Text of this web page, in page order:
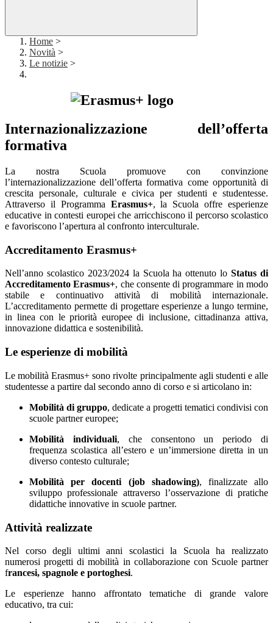
Home >
Novità >
Le notizie >
Internazionalizzazione dell’offerta
formativa
La nostra Scuola promuove con convinzione
l’internazionalizzazione dell’offerta formativa come opportunità di
crescita personale, culturale e civica per studenti e studentesse.
Attraverso il Programma Erasmus+, la Scuola offre esperienze
educative in contesti europei che arricchiscono il percorso scolastico
e favoriscono l’apertura al confronto interculturale.
Accreditamento Erasmus+
Nell’anno scolastico 2023/2024 la Scuola ha ottenuto loStatus di
Accreditamento Erasmus+, che consente di programmare in modo
stabile e continuativo attività di mobilità internazionale.
L’accreditamento permette di progettare esperienze a lungo termine,
in linea con le priorità europee di inclusione, cittadinanza attiva,
innovazione didattica e sostenibilità.
Le esperienze di mobilità
Le mobilità Erasmus+ sono rivolte principalmente agli studenti e alle
studentesse a partire dal secondo anno di corso e si articolano in:
Mobilità di gruppo, dedicate a progetti tematici condivisi con
scuole partner europee;
Mobilità individuali, che consentono un periodo di
frequenza scolastica all’estero e un’immersione diretta in un
diverso contesto culturale;
Mobilità per docenti (job shadowing), finalizzate allo
sviluppo professionale attraverso l’osservazione di pratiche
didattiche innovative in scuole partner.
Attività realizzate
Nel corso degli ultimi anni scolastici la Scuola ha realizzato
numerosi progetti di mobilità in collaborazione con Scuole partner
francesi, spagnole e portoghesi.
Le esperienze hanno affrontato tematiche di grande valore
educativo, tra cui: